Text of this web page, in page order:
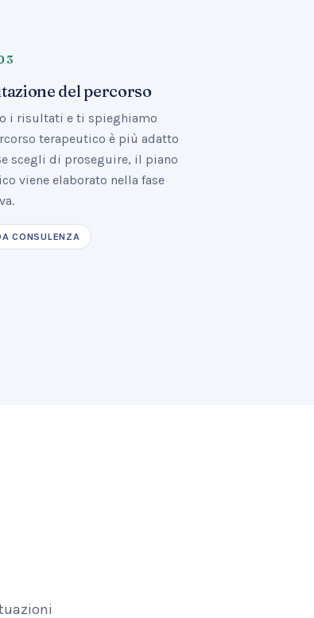
del percorso
i risultati e ti spieghiamo
terapeutico è più adatto
scegli di proseguire, il piano
viene elaborato nella fase
CONSULENZA